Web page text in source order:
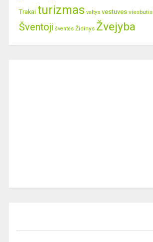
Trakai turizmas valtys vestuves viesbutis
Šventoji šventės Židinys Žvejyba